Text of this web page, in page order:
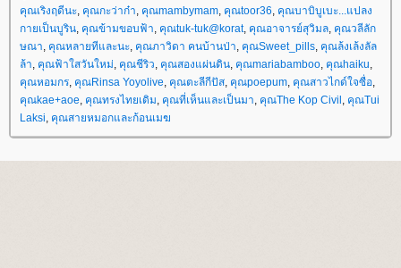
คุณเริงฤดีนะ, คุณกะว่าก๋า, คุณmambymam, คุณtoor36, คุณบาบิบูเบะ...แปลง
กายเป็นบูริน, คุณข้ามขอบฟ้า, คุณtuk-tuk@korat, คุณอาจารย์สุวิมล, คุณวลีลัก
ษณา, คุณหลายทีและนะ, คุณภาวิดา คนบ้านป่า, คุณSweet_pills, คุณล้งเล้งลัล
ล้า, คุณฟ้าใสวันใหม่, คุณชีริว, คุณสองแผ่นดิน, คุณmariabamboo, คุณhaiku,
คุณหอมกร, คุณRinsa Yoyolive, คุณตะลีกีปัส, คุณpoepum, คุณสาวไกด์ใจซื่อ,
คุณkae+aoe, คุณทรงไทยเดิม, คุณที่เห็นและเป็นมา, คุณThe Kop Civil, คุณTui
Laksi, คุณสายหมอกและก้อนเมฆ